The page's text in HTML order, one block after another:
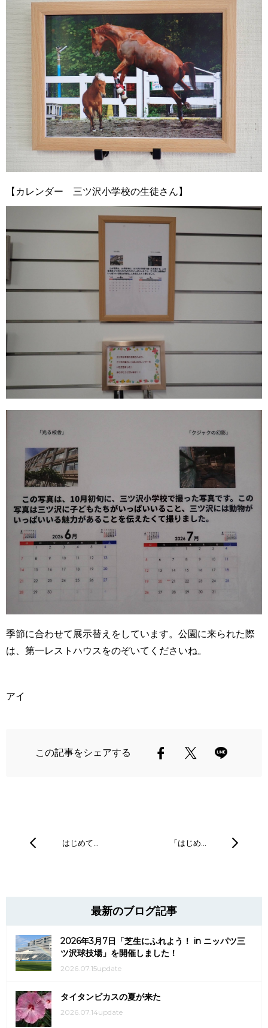
【カレンダー 三ツ沢小学校の生徒さん】
季節に合わせて展示替えをしています。公園に来られた際
は、第一レストハウスをのぞいてくださいね。
アイ
この記事をシェアする
はじめて… 「はじめ…
最新のブログ記事
2026年3月7日「芝生にふれよう！ in ニッパツ三
ツ沢球技場」を開催しました！
2026.07.15update
タイタンビカスの夏が来た
2026.07.14update